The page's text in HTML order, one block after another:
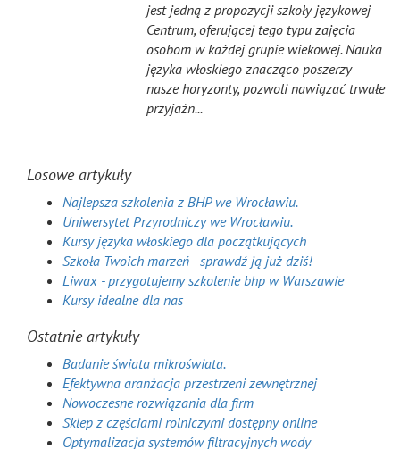
jest jedną z propozycji szkoły językowej
Centrum, oferującej tego typu zajęcia
osobom w każdej grupie wiekowej. Nauka
języka włoskiego znacząco poszerzy
nasze horyzonty, pozwoli nawiązać trwałe
przyjaźn...
Losowe artykuły
Najlepsza szkolenia z BHP we Wrocławiu.
Uniwersytet Przyrodniczy we Wrocławiu.
Kursy języka włoskiego dla początkujących
Szkoła Twoich marzeń - sprawdź ją już dziś!
Liwax - przygotujemy szkolenie bhp w Warszawie
Kursy idealne dla nas
Ostatnie artykuły
Badanie świata mikroświata.
Efektywna aranżacja przestrzeni zewnętrznej
Nowoczesne rozwiązania dla firm
Sklep z częściami rolniczymi dostępny online
Optymalizacja systemów filtracyjnych wody